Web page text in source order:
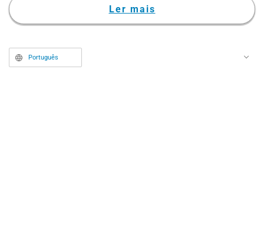
vídeo promocional em estilo
teaser da obra foi lançado, e as
principal e o elenco foram
divulgadas.
Ler mais
Português